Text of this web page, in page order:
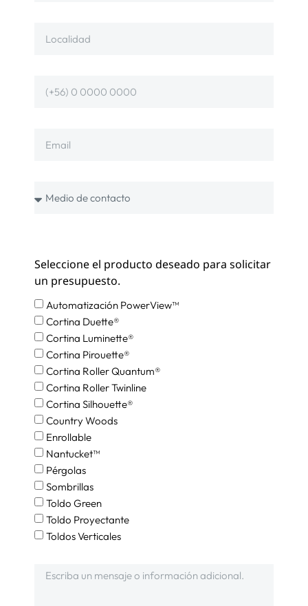
Seleccione el producto deseado para solicitar
un presupuesto.
Automatización PowerView™
Cortina Duette®
Cortina Luminette®
Cortina Pirouette®
Cortina Roller Quantum®
Cortina Roller Twinline
Cortina Silhouette®
Country Woods
Enrollable
Nantucket™
Pérgolas
Sombrillas
Toldo Green
Toldo Proyectante
Toldos Verticales